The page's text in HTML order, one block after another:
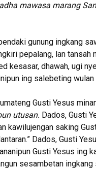
mawasa marang
gunung ingkang
pepalang, lan tansah
kesasar, dhawah, ugi
ing salebeting
Gusti Yesus
utusan. Dados, Gusti
kawilujengan saking
Dados, Gusti
Gusti Yesus ing
sesambetan ingkang